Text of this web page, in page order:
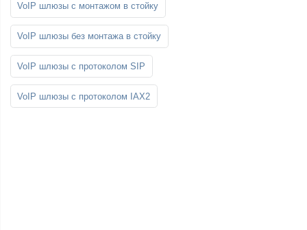
VoIP шлюзы с монтажом в стойку
VoIP шлюзы без монтажа в стойку
VoIP шлюзы с протоколом SIP
VoIP шлюзы с протоколом IAX2